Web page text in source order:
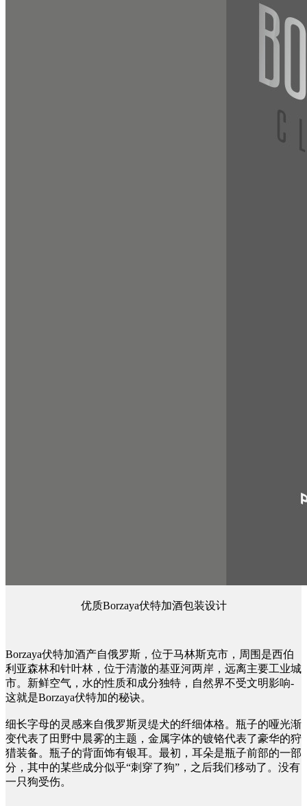
优质Borzaya伏特加酒包装设计
Borzaya伏特加酒产自俄罗斯，位于马林斯克市，周围是西伯
利亚森林和针叶林，位于清澈的基亚河两岸，远离主要工业城
市。新鲜空气，水的性质和成分独特，自然界不受文明影响-
这就是Borzaya伏特加的秘诀。
细长字母的灵感来自俄罗斯灵缇犬的纤细体格。瓶子的哑光渐
变代表了田野中晨雾的主题，金属字体的镀铬代表了豪华的狩
猎装备。瓶子的背面饰有银耳。最初，耳朵是瓶子前部的一部
分，其中的某些成分似乎“刺穿了狗”，之后我们移动了。没有
一只狗受伤。